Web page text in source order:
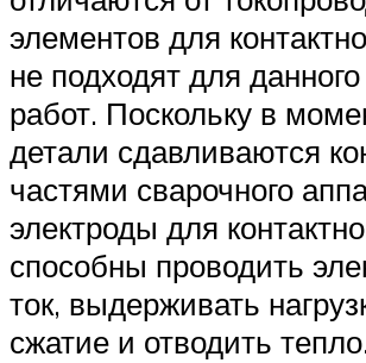
элементов для
не подходят для
работ. Поскольку в
детали сдавливаются
частями сварочного
электроды для
способны проводить
ток, выдерживать
сжатие и отводить